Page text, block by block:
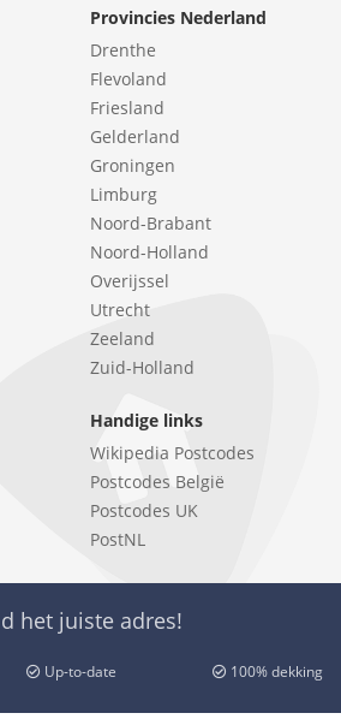
Provincies Nederland
Drenthe
Flevoland
Friesland
Gelderland
Groningen
Limburg
Noord-Brabant
Noord-Holland
Overijssel
Utrecht
Zeeland
Zuid-Holland
Handige links
Wikipedia Postcodes
Postcodes België
Postcodes UK
PostNL
het juiste adres!
Up-to-date 100% dekking